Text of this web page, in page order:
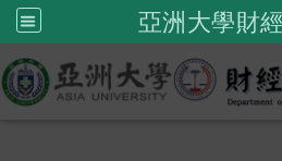
亞洲大學財